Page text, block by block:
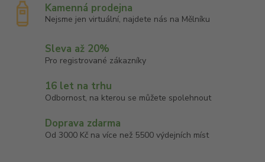
Kamenná prodejna
Nejsme jen virtuální, najdete nás na Mělníku
Sleva až 20%
Pro registrované zákazníky
16 let na trhu
Odbornost, na kterou se můžete spolehnout
Doprava zdarma
Od 3000 Kč na více než 5500 výdejních míst